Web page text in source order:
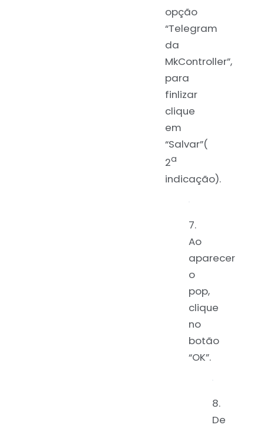
opção
“Telegram
da
MkController”,
para
finlizar
clique
em
“Salvar”(
2a
indicação).
7.
Ao
aparecer
o
pop,
clique
no
botão
“OK”.
8.
De